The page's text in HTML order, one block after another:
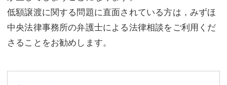
低額譲渡に関する問題に直面されている方は，みずほ
中央法律事務所の弁護士による法律相談をご利用くだ
さることをお勧めします。